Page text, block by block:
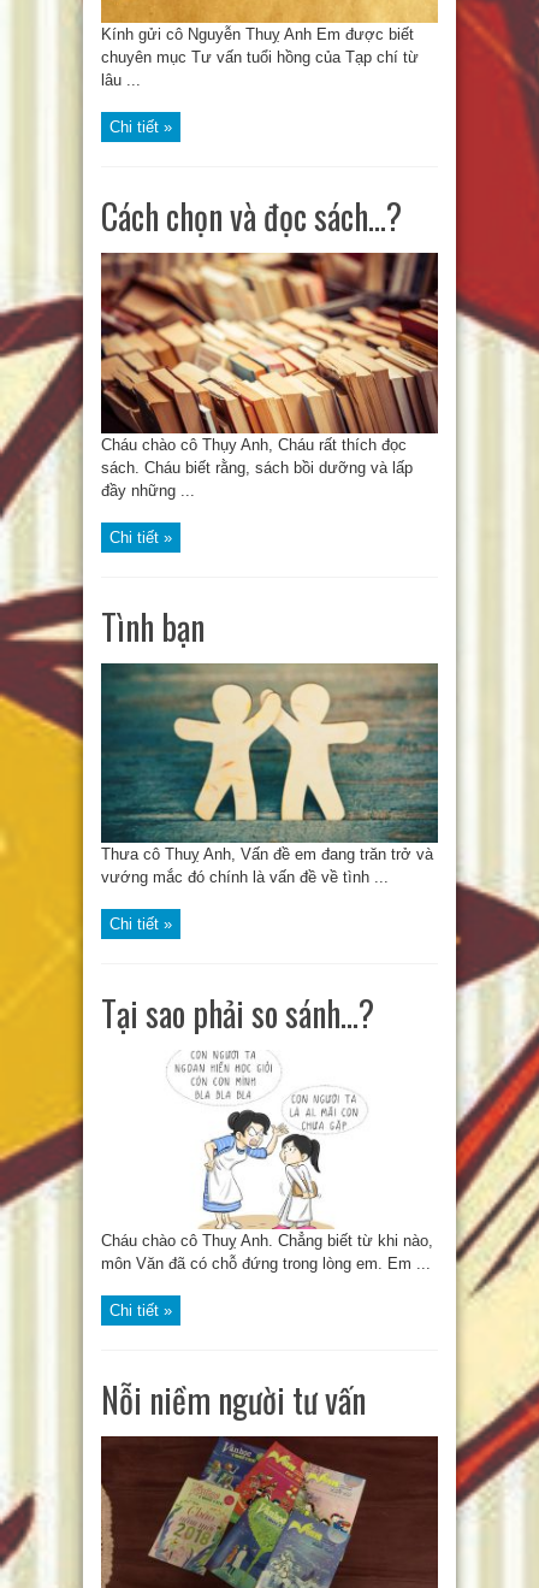
Kính gửi cô Nguyễn Thuỵ Anh Em được biết
chuyên mục Tư vấn tuổi hồng của Tạp chí từ
lâu ...
Chi tiết »
Cách chọn và đọc sách…?
Cháu chào cô Thụy Anh, Cháu rất thích đọc
sách. Cháu biết rằng, sách bồi dưỡng và lấp
đầy những ...
Chi tiết »
Tình bạn
Thưa cô Thuỵ Anh, Vấn đề em đang trăn trở và
vướng mắc đó chính là vấn đề về tình ...
Chi tiết »
Tại sao phải so sánh…?
Cháu chào cô Thuỵ Anh. Chẳng biết từ khi nào,
môn Văn đã có chỗ đứng trong lòng em. Em ...
Chi tiết »
Nỗi niềm người tư vấn